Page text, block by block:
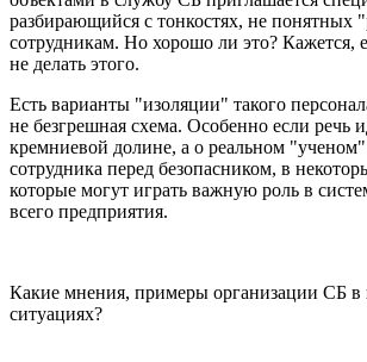
разбирающийся с тонкостях, не понятных
сотрудникам. Но хорошо ли это? Кажется,
не делать этого.
Есть варианты "изоляции" такого
не безгрешная схема. Особенно если речь
кремниевой долине, а о реальном
сотрудника перед безопасником, в
которые могут играть важную роль в
всего предприятия.
Какие мнения, примеры организации СБ
ситуациях?